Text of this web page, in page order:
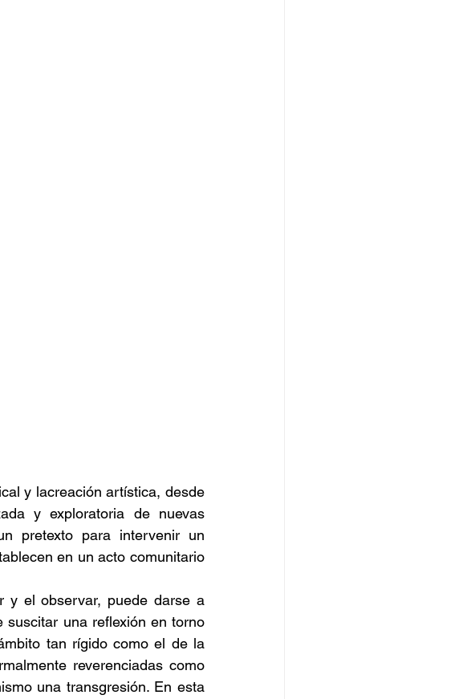
y lacreación artística, desde
y exploratoria de nuevas
pretexto para intervenir un
en un acto comunitario
y el observar, puede darse a
una reflexión en torno
tan rígido como el de la
reverenciadas como
una transgresión. En esta